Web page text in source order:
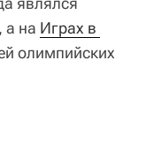
а на Играх в
олимпийских